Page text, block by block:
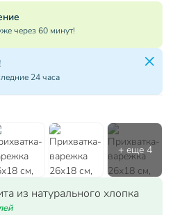
через 60 минут!
24 часа
из натурального хлопка